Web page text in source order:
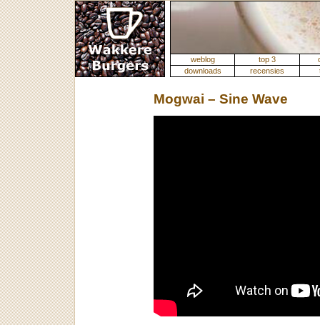
weblog top 3
downloads
recensies
Mogwai – Sine Wave